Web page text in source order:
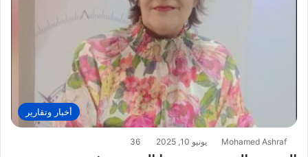
أخبار وتقارير
Mohamed Ashraf يونيو 10, 2025 36